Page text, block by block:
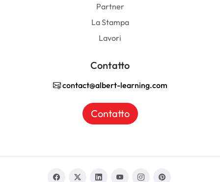
Partner
La Stampa
Lavori
Contatto
contact@albert-learning.com
Contatto